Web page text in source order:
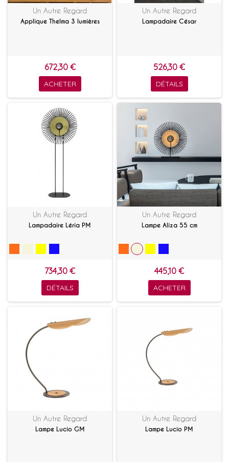
Un Autre Regard
Applique Thelma 3 lumières
672,30 €
ACHETER
Un Autre Regard
Lampadaire César
526,30 €
DÉTAILS
Un Autre Regard
Lampadaire Léria PM
734,30 €
DÉTAILS
Un Autre Regard
Lampe Aliza 55 cm
445,10 €
ACHETER
Un Autre Regard
Lampe Lucio GM
Un Autre Regard
Lampe Lucio PM